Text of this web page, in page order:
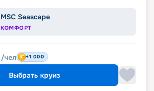
MSC Seascape
КОМФОРТ
/чел +1 000
Выбрать круиз